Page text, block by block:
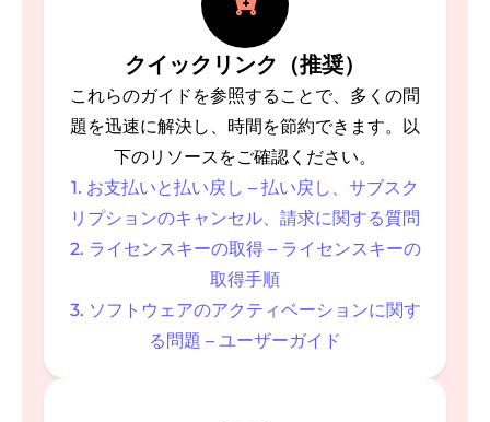
クイックリンク（推奨）
これらのガイドを参照することで、多くの問
題を迅速に解決し、時間を節約できます。以
下のリソースをご確認ください。
1. お支払いと払い戻し – 払い戻し、サブスク
リプションのキャンセル、請求に関する質問
2. ライセンスキーの取得 – ライセンスキーの
取得手順
3. ソフトウェアのアクティベーションに関す
る問題 – ユーザーガイド